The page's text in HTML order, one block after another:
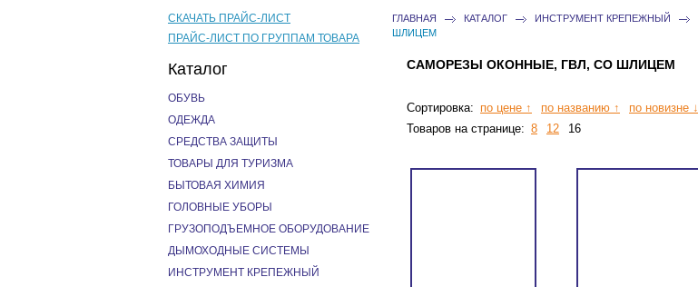
ГЛАВНАЯ КАТАЛОГ ИНСТРУМЕНТ КРЕПЕЖНЫЙ
ШЛИЦЕМ
САМОРЕЗЫ ОКОННЫЕ, ГВЛ, СО ШЛИЦЕМ
Сортировка: по цене ↑ по названию ↑ по новизне ↓
Товаров на странице: 8 12 16
СКАЧАТЬ ПРАЙС-ЛИСТ
ПРАЙС-ЛИСТ ПО ГРУППАМ ТОВАРА
Каталог
ОБУВЬ
ОДЕЖДА
СРЕДСТВА ЗАЩИТЫ
ТОВАРЫ ДЛЯ ТУРИЗМА
БЫТОВАЯ ХИМИЯ
ГОЛОВНЫЕ УБОРЫ
ГРУЗОПОДЪЕМНОЕ ОБОРУДОВАНИЕ
ДЫМОХОДНЫЕ СИСТЕМЫ
ИНСТРУМЕНТ КРЕПЕЖНЫЙ